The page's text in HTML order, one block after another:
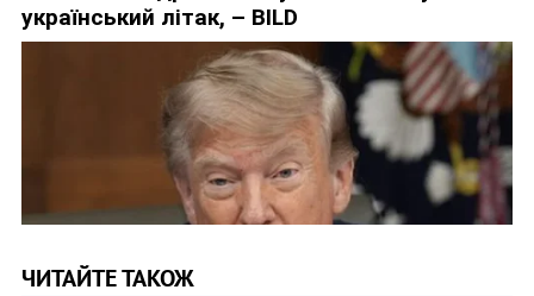
ЧИТАЙТЕ ТАКОЖ